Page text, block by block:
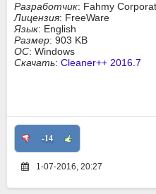
Разработчик: Fahmy
Лицензия: FreeWare
Язык: English
Размер: 903 KB
ОС: Windows
Скачать: Cleaner++ 2016.7
-14
1-07-2016, 20:27